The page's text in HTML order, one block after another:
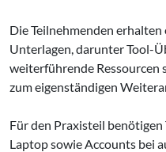
Die Teilnehmenden
Unterlagen, darunter Tool-
weiterführende Ressourcen
zum eigenständigen
Für den Praxisteil benötigen
Laptop sowie Accounts bei